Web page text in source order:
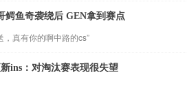
鳄鱼奇袭绕后 GEN拿到赛点
真有你的啊中路的cs”
ins：对淘汰赛表现很失望